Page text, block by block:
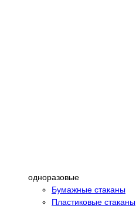
одноразовые
Бумажные стаканы
Пластиковые стаканы